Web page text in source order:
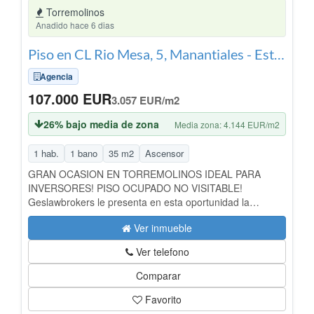
100% para la compra de este inmueble. Entra en
Finanwin. com, haz tu simulación y obtén la mejor oferta
para tu Hipoteca de la manera más ágil y sencilla.
Torremolinos
Anadido hace 6 dias
Piso en CL Rio Mesa, 5, Manantiales - Estación de Autobuses, Torremolinos
Agencia
107.000 EUR3.057 EUR/m2
26% bajo media de zona Media zona: 4.144 EUR/m2
1 hab. 1 bano 35 m2 Ascensor
GRAN OCASION EN TORREMOLINOS IDEAL PARA
INVERSORES! PISO OCUPADO NO VISITABLE!
Geslawbrokers le presenta en esta oportunidad la
posibilidad de obtener PISO OCUPADO se encuentra
ubicado en una zona privilegiada con mucha demanda
como lo es Torremolinos, se localiza en el centro de la
ciudad, cerca de centros de ocio con todos los servicios
básicos. A 15 minutos de la playa caminando, cerca de la
N-340 a 10 minutos en coche de sur de Málaga. Ubicada
en zona con todo tipo de servicios alrededor. Además
Ver inmueble
Ver telefono
Comparar
Favorito